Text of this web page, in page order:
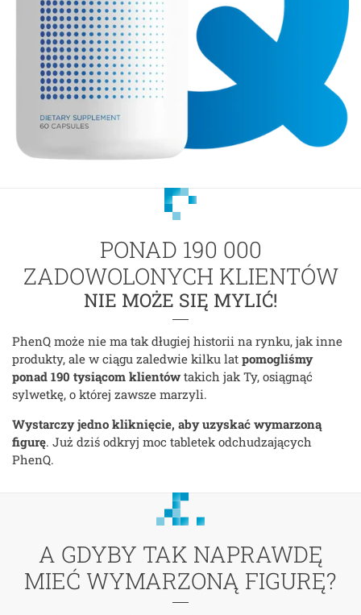
PONAD 190 000
ZADOWOLONYCH KLIENTÓW
NIE MOŻE SIĘ MYLIĆ!
PhenQ może nie ma tak długiej historii na rynku, jak inne
produkty, ale w ciągu zaledwie kilku lat pomogliśmy
ponad 190 tysiącom klientów takich jak Ty, osiągnąć
sylwetkę, o której zawsze marzyli.
Wystarczy jedno kliknięcie, aby uzyskać wymarzoną
figurę. Już dziś odkryj moc tabletek odchudzających
PhenQ.
A GDYBY TAK NAPRAWDĘ
MIEĆ WYMARZONĄ FIGURĘ?